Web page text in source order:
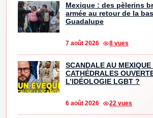
Mexique : des pèlerins
armée au retour de la
Guadalupe
7 août 2026 8 vues
SCANDALE AU MEXIQUE
CATHÉDRALES
L’IDÉOLOGIE LGBT ?
6 août 2026 22 vues